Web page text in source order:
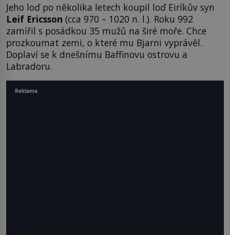
Jeho loď po několika letech koupil loď Eiríkův syn
Leif Ericsson (cca 970 – 1020 n. l.). Roku 992
zamířil s posádkou 35 mužů na širé moře. Chce
prozkoumat zemi, o které mu Bjarni vyprávěl.
Doplaví se k dnešnímu Baffinovu ostrovu a
Labradoru.
Reklama